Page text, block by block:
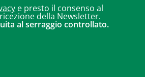
e presto il consenso al
della Newsletter.
al serraggio controllato.